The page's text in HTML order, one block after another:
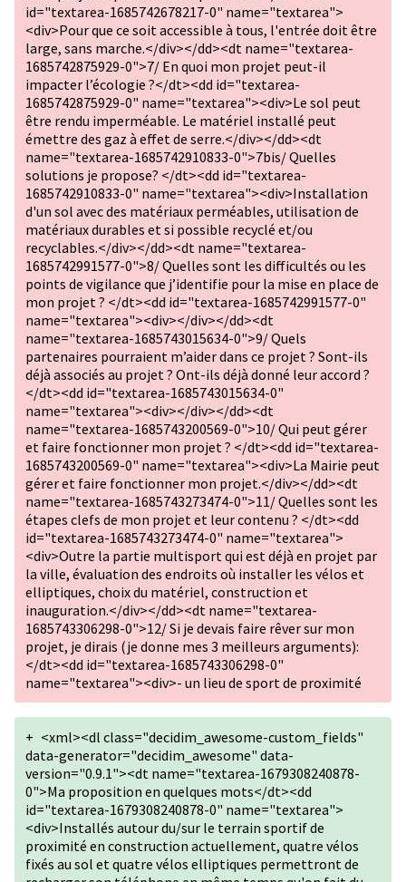
id="textarea-1685742678217-0" name="textarea">
<div>Pour que ce soit accessible à tous, l'entrée doit être
large, sans marche.</div></dd><dt name="textarea-
1685742875929-0">7/ En quoi mon projet peut-il
impacter l’écologie ?</dt><dd id="textarea-
1685742875929-0" name="textarea"><div>Le sol peut
être rendu imperméable. Le matériel installé peut
émettre des gaz à effet de serre.</div></dd><dt
name="textarea-1685742910833-0">7bis/ Quelles
solutions je propose? </dt><dd id="textarea-
1685742910833-0" name="textarea"><div>Installation
d'un sol avec des matériaux perméables, utilisation de
matériaux durables et si possible recyclé et/ou
recyclables.</div></dd><dt name="textarea-
1685742991577-0">8/ Quelles sont les difficultés ou les
points de vigilance que j’identifie pour la mise en place de
mon projet ? </dt><dd id="textarea-1685742991577-0"
name="textarea"><div></div></dd><dt
name="textarea-1685743015634-0">9/ Quels
partenaires pourraient m’aider dans ce projet ? Sont-ils
déjà associés au projet ? Ont-ils déjà donné leur accord ?
</dt><dd id="textarea-1685743015634-0"
name="textarea"><div></div></dd><dt
name="textarea-1685743200569-0">10/ Qui peut gérer
et faire fonctionner mon projet ? </dt><dd id="textarea-
1685743200569-0" name="textarea"><div>La Mairie peut
gérer et faire fonctionner mon projet.</div></dd><dt
name="textarea-1685743273474-0">11/ Quelles sont les
étapes clefs de mon projet et leur contenu ? </dt><dd
id="textarea-1685743273474-0" name="textarea">
<div>Outre la partie multisport qui est déjà en projet par
la ville, évaluation des endroits où installer les vélos et
elliptiques, choix du matériel, construction et
inauguration.</div></dd><dt name="textarea-
1685743306298-0">12/ Si je devais faire rêver sur mon
projet, je dirais (je donne mes 3 meilleurs arguments):
</dt><dd id="textarea-1685743306298-0"
name="textarea"><div>- un lieu de sport de proximité
+ <xml><dl class="decidim_awesome-custom_fields"
data-generator="decidim_awesome" data-
version="0.9.1"><dt name="textarea-1679308240878-
0">Ma proposition en quelques mots</dt><dd
id="textarea-1679308240878-0" name="textarea">
<div>Installés autour du/sur le terrain sportif de
proximité en construction actuellement, quatre vélos
fixés au sol et quatre vélos elliptiques permettront de